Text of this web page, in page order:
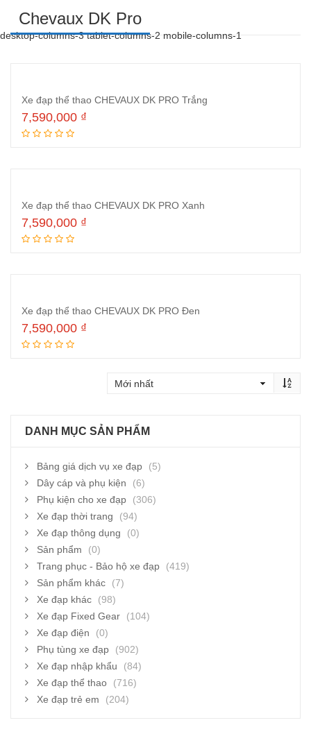
Chevaux DK Pro
desktop-columns-3 tablet-columns-2 mobile-columns-1
Xe đạp thể thao CHEVAUX DK PRO Trắng
7,590,000 ₫
Xe đạp thể thao CHEVAUX DK PRO Xanh
7,590,000 ₫
Xe đạp thể thao CHEVAUX DK PRO Đen
7,590,000 ₫
DANH MỤC SẢN PHẨM
Bảng giá dịch vụ xe đạp
(5)
Dây cáp và phụ kiện
(6)
Phụ kiện cho xe đạp
(306)
Xe đạp thời trang
(94)
Xe đạp thông dụng
(0)
Sản phẩm
(0)
Trang phục - Bảo hộ xe đạp
(419)
Sản phẩm khác
(7)
Xe đạp khác
(98)
Xe đạp Fixed Gear
(104)
Xe đạp điện
(0)
Phụ tùng xe đạp
(902)
Xe đạp nhập khẩu
(84)
Xe đạp thể thao
(716)
Xe đạp trẻ em
(204)